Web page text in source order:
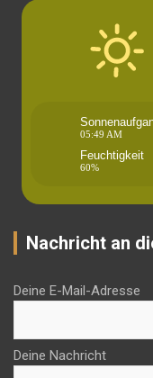
05:49 AM
Feuchtigkeit
60%
Nachricht an
Deine E-Mail-Adresse
Deine Nachricht